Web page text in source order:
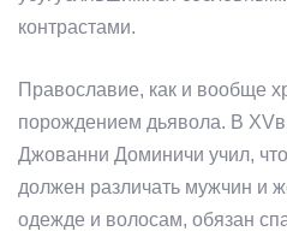
контрастами.
Православие, как и вообще
порождением дьявола. В
Джованни Доминичи учил,
должен различать мужчин и
одежде и волосам, обязан